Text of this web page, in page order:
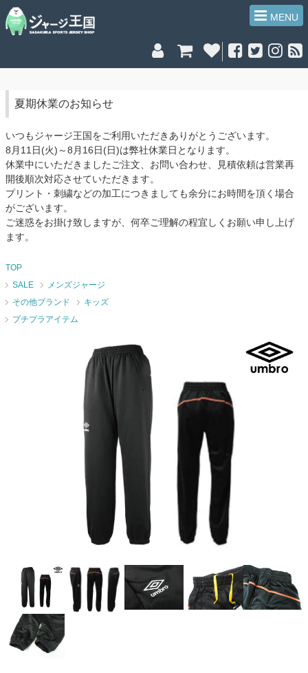
MENU
夏期休業のお知らせ
いつもジャージ王国をご利用いただきありがとうございます。
8月11日(火)～8月16日(日)は弊社休業日となります。
休業中にいただきましたご注文、お問い合わせ、見積依頼は営業再
開後順次対応させていただきます。
プリント・刺繍などの加工につきましても余分にお時間を頂く場合
がございます。
ご迷惑をお掛け致しますが、何卒ご理解の程宜しくお願い申し上げ
ます。
TOP
SALE
メンズジャージ
その他ブランド
キッズ
プチプラアイテム